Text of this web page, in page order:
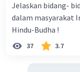
Jelaskan bidang-
dalam masyarakat
Hindu-Budha !
37 3.7